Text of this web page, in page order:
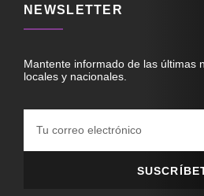
NEWSLETTER
Mantente informado de las últimas
locales y nacionales.